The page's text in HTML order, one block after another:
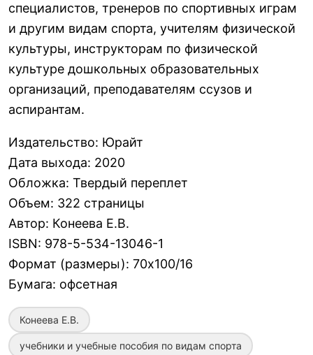
специалистов, тренеров по спортивных играм
и другим видам спорта, учителям физической
культуры, инструкторам по физической
культуре дошкольных образовательных
организаций, преподавателям ссузов и
аспирантам.
Издательство: Юрайт
Дата выхода: 2020
Обложка: Твердый переплет
Объем: 322 страницы
Автор: Конеева Е.В.
ISBN: 978-5-534-13046-1
Формат (размеры): 70х100/16
Бумага: офсетная
Конеева Е.В.
учебники и учебные пособия по видам спорта